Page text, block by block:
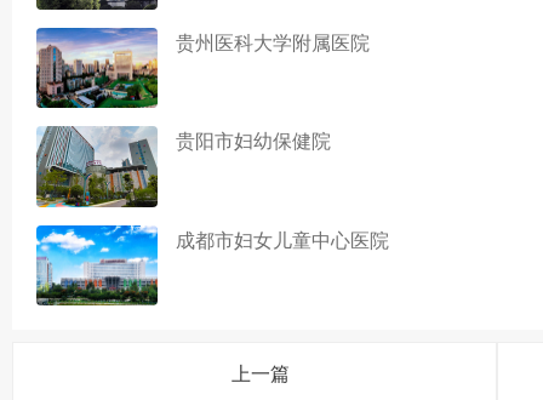
贵州医科大学附属医院
贵阳市妇幼保健院
成都市妇女儿童中心医院
上一篇